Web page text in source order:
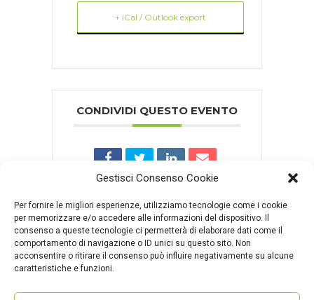
Gestisci Consenso Cookie
Per fornire le migliori esperienze, utilizziamo tecnologie come i cookie
per memorizzare e/o accedere alle informazioni del dispositivo. Il
consenso a queste tecnologie ci permetterà di elaborare dati come il
comportamento di navigazione o ID unici su questo sito. Non
acconsentire o ritirare il consenso può influire negativamente su alcune
caratteristiche e funzioni.
+ iCal / Outlook export
CONDIVIDI QUESTO EVENTO
Comments are closed.